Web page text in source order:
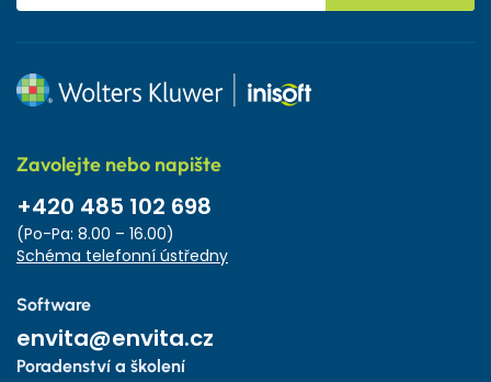
Zavolejte nebo napište
+420 485 102 698
(Po-Pa: 8.00 – 16.00)
Schéma telefonní ústředny
Software
envita@envita.cz
Poradenství a školení